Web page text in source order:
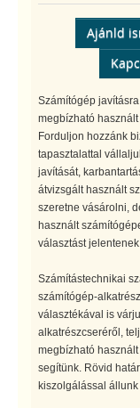
Ajánld
Számítógép
megbízható
Forduljon hozzánk
tapasztalattal
javítását,
átvizsgált használt
szeretne vásárolni,
használt
választást
Számítástechnikai
számítógép-
választékával is
alkatrészcseréről,
megbízható
segítünk. Rövid
kiszolgálással